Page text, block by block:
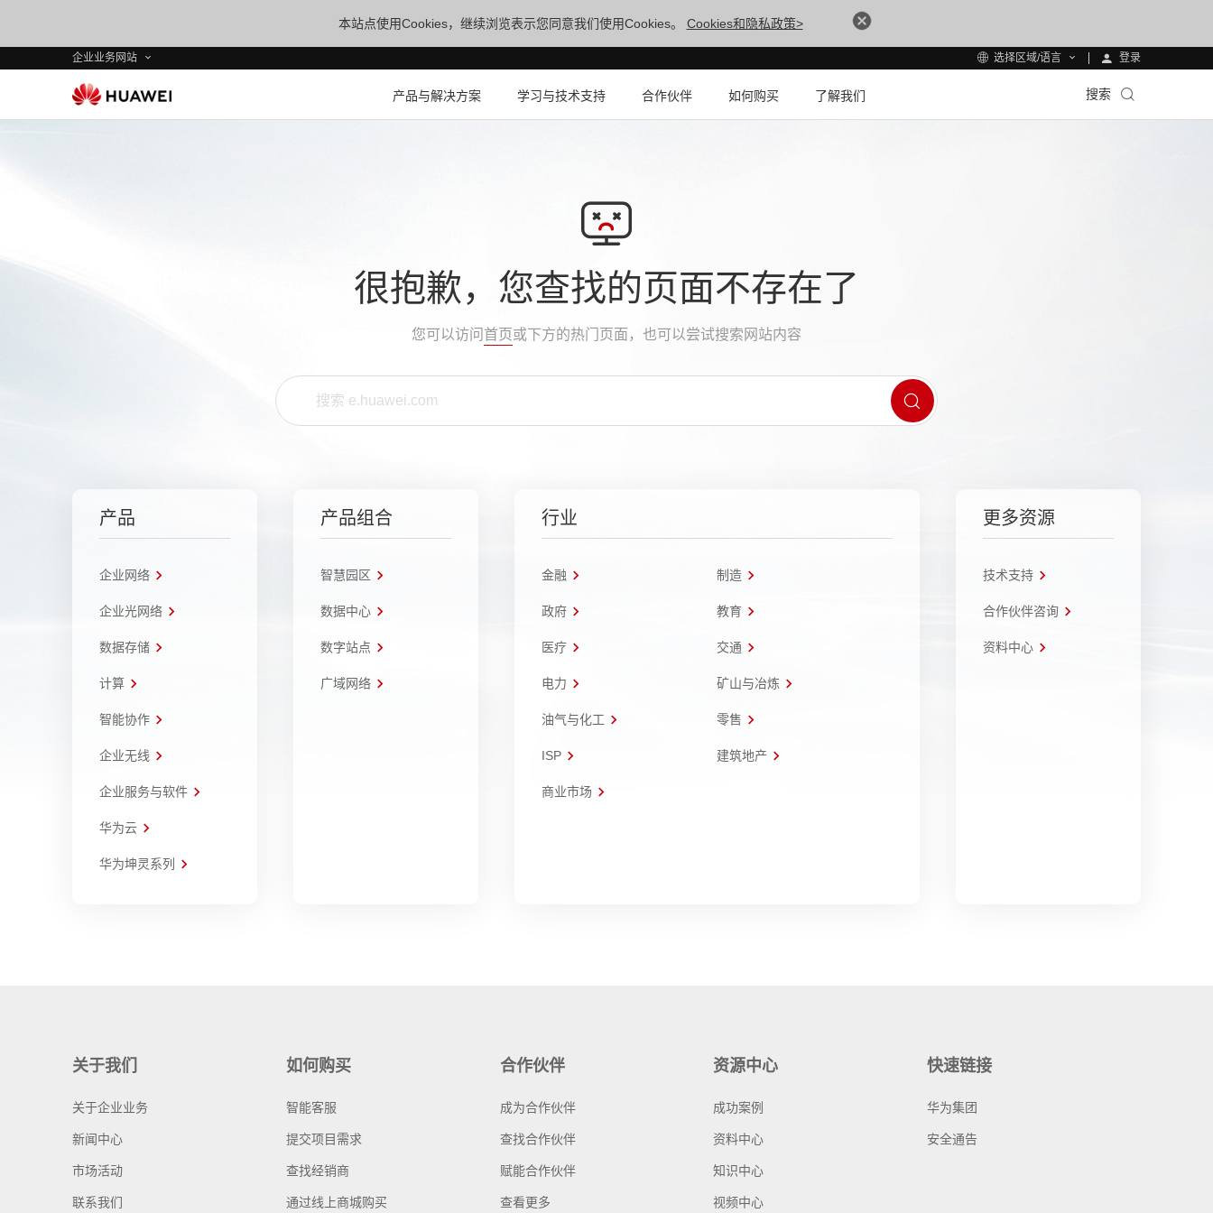
本站点使用Cookies，继续浏览表示您同意我们使用Cookies。 Cookies和隐私政策>
企业业务网站 选择区域/语言 登录
产品与解决方案 学习与技术支持 合作伙伴 如何购买 了解我们 搜索
很抱歉，您查找的页面不存在了
您可以访问 首页或下方的热门页面，也可以尝试搜索网站内容
产品
企业网络
企业光网络
数据存储
计算
智能协作
企业无线
企业服务与软件
华为云
华为坤灵系列
产品组合
智慧园区
数据中心
数字站点
广域网络
行业
金融 制造
政府 教育
医疗 交通
电力 矿山与冶炼
油气与化工 零售
ISP 建筑地产
商业市场
更多资源
技术支持
合作伙伴咨询
资料中心
关于我们
关于企业业务
新闻中心
市场活动
联系我们
如何购买
智能客服
提交项目需求
查找经销商
通过线上商城购买
合作伙伴
成为合作伙伴
查找合作伙伴
赋能合作伙伴
查看更多
资源中心
成功案例
资料中心
知识中心
视频中心
快速链接
华为集团
安全通告